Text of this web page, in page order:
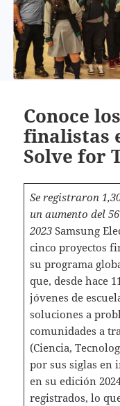
Conoce
finalistas
Solve for
Se registraron
un aumento del
2023Samsung
cinco proyectos
su programa
que, desde hace
jóvenes de
soluciones a
comunidades a
(Ciencia,
por sus siglas en
en su edición
registrados, lo